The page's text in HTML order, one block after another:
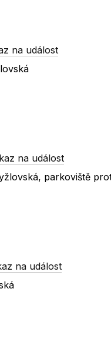
na událost
na událost
parkoviště
na událost